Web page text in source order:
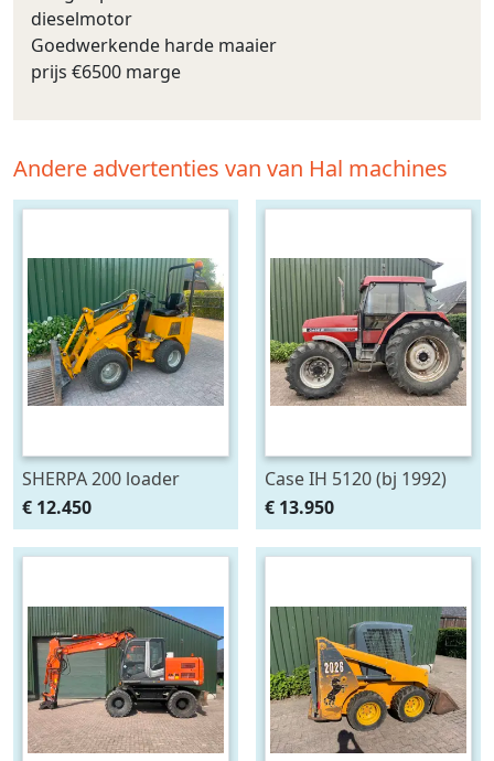
dieselmotor
Goedwerkende harde maaier
prijs €6500 marge
Andere advertenties van van Hal machines
SHERPA 200 loader
shovel (giant,
weidemann) (bj 2007)
€ 12.450
Case IH 5120 (bj 1992)
€ 13.950